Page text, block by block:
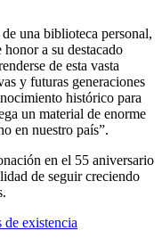
una biblioteca personal,
a su destacado
de esta vasta
y futuras generaciones
histórico para
un material de enorme
en nuestro país”.
en el 55 aniversario
de seguir creciendo
existencia